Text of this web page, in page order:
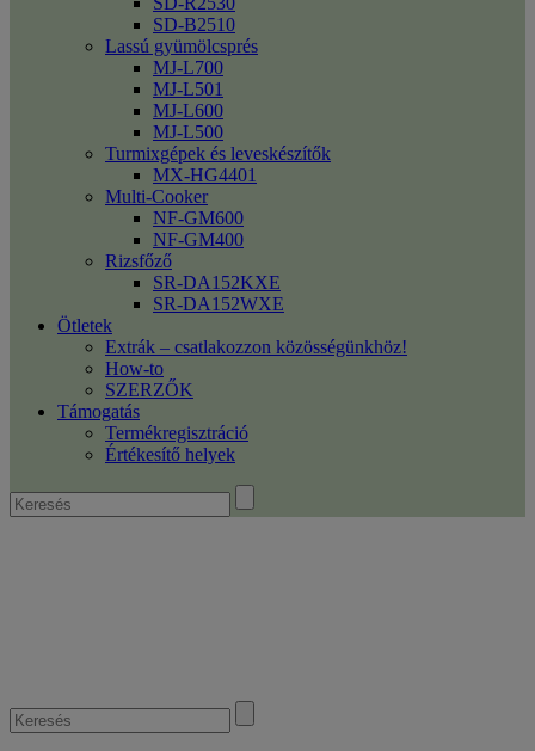
SD-B2510
Lassú gyümölcsprés
MJ-L700
MJ-L501
MJ-L600
MJ-L500
Turmixgépek és leveskészítők
MX-HG4401
Multi-Cooker
NF-GM600
NF-GM400
Rizsfőző
SR-DA152KXE
SR-DA152WXE
Ötletek
Extrák – csatlakozzon közösségünkhöz!
How-to
SZERZŐK
Támogatás
Termékregisztráció
Értékesítő helyek